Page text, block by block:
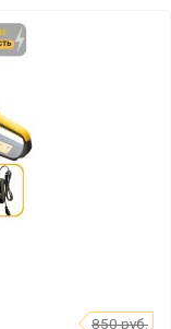
850 руб.